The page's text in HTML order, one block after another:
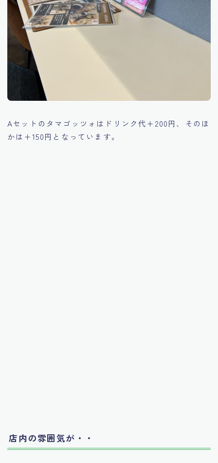
Aセットのタマゴッツォはドリンク代+200円、そのほ
かは+150円となっています。
店内の雰囲気が・・